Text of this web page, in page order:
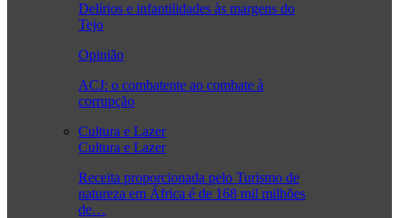
Delírios e infantilidades às margens do
Tejo
Opinião
ACJ: o combatente ao combate à
corrupção
Cultura e Lazer
Cultura e Lazer
Receita proporcionada pelo Turismo de
natureza em África é de 168 mil milhões
de…